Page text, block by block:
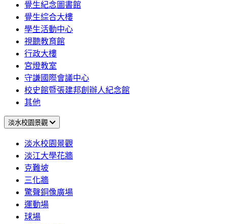
覺生紀念圖書館
覺生綜合大樓
學生活動中心
視聽教育館
行政大樓
宮燈教室
守謙國際會議中心
校史館暨張建邦創辦人紀念館
其他
淡水校園景觀
淡水校園景觀
淡江大學花牆
克難坡
三化牆
驚聲銅像廣場
運動場
球場